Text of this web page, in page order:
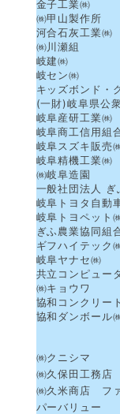
金子工業㈱
㈱甲山製作所
河合石灰工業㈱
㈱川瀬組
岐建㈱
岐セン㈱
キッズボンド・
(一財)岐阜県公
岐阜産研工業㈱
岐阜商工信用組
岐阜スズキ販売
岐阜精機工業㈱
㈱岐阜造園
一般社団法人 ぎ
岐阜トヨタ自動
岐阜トヨペット
ぎふ農業協同組
ギフハイテック
岐阜ヤナセ㈱
共立コンピュー
㈱キョウワ
協和コンクリー
協和ダンボール
㈱クニシマ
㈱久保田工務店
㈱久米商店 フ
パーバリュー